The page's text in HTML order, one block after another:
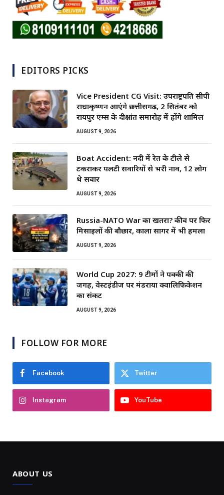
EDITORS PICKS
Vice President CG Visit: उपराष्ट्रपति सीपी
राधाकृष्णन आएंगे छत्तीसगढ़, 2 सितंबर को
रायपुर एम्स के दीक्षांत समारोह में होंगे शामिल
AUGUST 9, 2026
Boat Accident: नदी में रेत के टीले से
टकराकर पलटी सवारियों से भरी नाव, 12 लोग
थे सवार
AUGUST 9, 2026
Russia-NATO War का खतरा? कीव पर फिर
मिसाइलों की बौछार, काला सागर में भी हमला
AUGUST 9, 2026
World Cup 2027: 9 टीमों ने पक्की की
जगह, वेस्टइंडीज पर मंडराया क्वालिफिकेशन
का संकट
AUGUST 9, 2026
FOLLOW FOR MORE
Facebook Twitter
Instagram YouTube
ABOUT US